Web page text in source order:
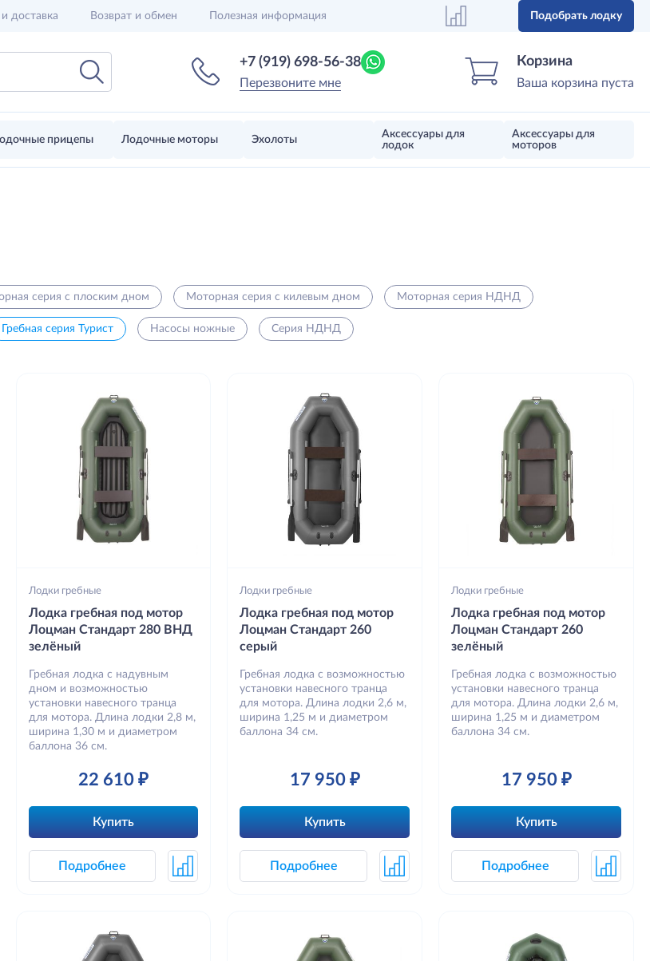
доставка Возврат и обмен Полезная информация Подобрать лодку
Корзина
Ваша корзина пуста
+7 (919) 698-56-38
Перезвоните мне
прицепы Лодочные моторы Эхолоты
Аксессуары для
лодок
Аксессуары для
моторов
серия с плоским дном Моторная серия с килевым дном Моторная серия НДНД
Гребная серия Турист Насосы ножные Серия НДНД
Лодки гребные
Лодка гребная под мотор
Лоцман Стандарт 280 ВНД
зелёный
Гребная лодка с надувным
дном и возможностью
установки навесного транца
для мотора. Длина лодки 2,8 м,
ширина 1,30 м и диаметром
баллона 36 см.
22 610 ₽
Купить
Подробнее
Лодки гребные
Лодка гребная под мотор
Лоцман Стандарт 260
серый
Гребная лодка с возможностью
установки навесного транца
для мотора. Длина лодки 2,6 м,
ширина 1,25 м и диаметром
баллона 34 см.
17 950 ₽
Купить
Подробнее
Лодки гребные
Лодка гребная под мотор
Лоцман Стандарт 260
зелёный
Гребная лодка с возможностью
установки навесного транца
для мотора. Длина лодки 2,6 м,
ширина 1,25 м и диаметром
баллона 34 см.
17 950 ₽
Купить
Подробнее